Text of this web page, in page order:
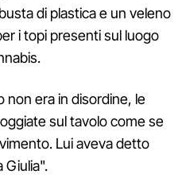
di plastica e un veleno
i topi presenti sul luogo
non era in disordine, le
sul tavolo come se
Lui aveva detto
Giulia".